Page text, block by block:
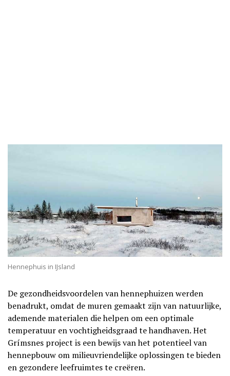
Hennephuis in IJsland
De gezondheidsvoordelen van hennephuizen werden
benadrukt, omdat de muren gemaakt zijn van natuurlijke,
ademende materialen die helpen om een optimale
temperatuur en vochtigheidsgraad te handhaven. Het
Grímsnes project is een bewijs van het potentieel van
hennepbouw om milieuvriendelijke oplossingen te bieden
en gezondere leefruimtes te creëren.